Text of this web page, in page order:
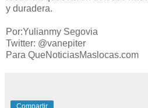
y duradera.
Por:Yulianmy Segovia
Twitter: @vanepiter
Para QueNoticiasMaslocas.com
Compartir